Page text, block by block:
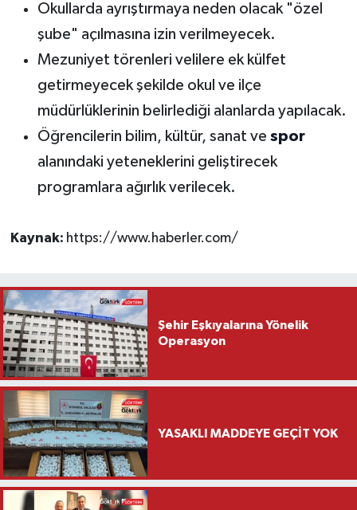
Okullarda ayrıştırmaya neden olacak "özel
şube" açılmasına izin verilmeyecek.
Mezuniyet törenleri velilere ek külfet
getirmeyecek şekilde okul ve ilçe
müdürlüklerinin belirlediği alanlarda yapılacak.
Öğrencilerin bilim, kültür, sanat ve spor
alanındaki yeteneklerini geliştirecek
programlara ağırlık verilecek.
Kaynak: https://www.haberler.com/
Şehir Eşkıyalarına Yönelik
Operasyon
YASAKLI MADDEYE GEÇİT YOK